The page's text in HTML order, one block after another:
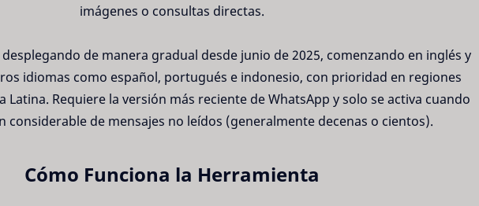
imágenes o consultas directas.
de manera gradual desde junio de 2025, comenzando en inglés y
idiomas como español, portugués e indonesio, con prioridad en regiones
Latina. Requiere la versión más reciente de WhatsApp y solo se activa cuando
considerable de mensajes no leídos (generalmente decenas o cientos).
Cómo Funciona la Herramienta